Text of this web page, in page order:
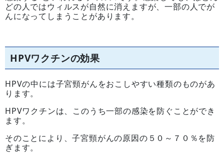
どの人ではウィルスが自然に消えますが、一部の人でが
んになってしまうことがあります。
HPVワクチンの効果
HPVの中には子宮頸がんをおこしやすい種類のものがあ
ります。
HPVワクチンは、このうち一部の感染を防ぐことができ
ます。
そのことにより、子宮頸がんの原因の５０～７０％を防
ぎます。